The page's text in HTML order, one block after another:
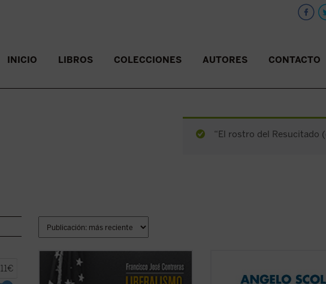
INICIO LIBROS COLECCIONES AUTORES CONTACTO
“El rostro del Resucitado
11€
El modelo político liberal ---caracterizado
por el gobierno limitado, los derechos
11 de septiembre de 2001. Más